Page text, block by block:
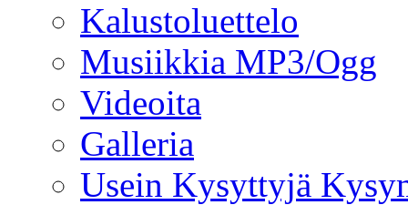
Kalustoluettelo
Musiikkia MP3/Ogg
Videoita
Galleria
Usein Kysyttyjä